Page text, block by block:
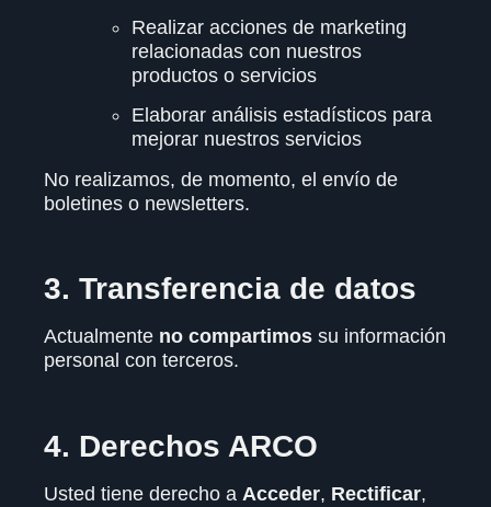
Realizar acciones de marketing
relacionadas con nuestros
productos o servicios
Elaborar análisis estadísticos para
mejorar nuestros servicios
No realizamos, de momento, el envío de
boletines o newsletters.
3. Transferencia de datos
Actualmente no compartimos su información
personal con terceros.
4. Derechos ARCO
Usted tiene derecho a Acceder, Rectificar,